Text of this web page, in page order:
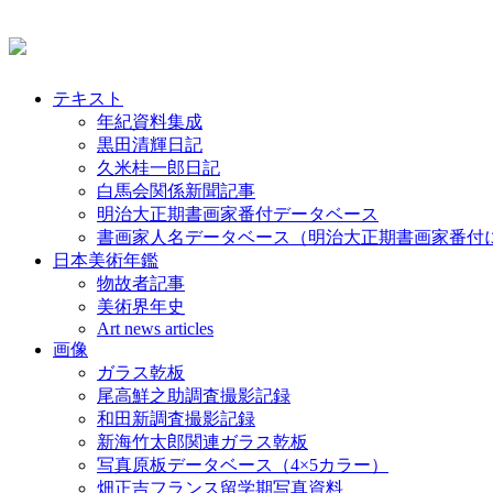
テキスト
年紀資料集成
黒田清輝日記
久米桂一郎日記
白馬会関係新聞記事
明治大正期書画家番付データベース
書画家人名データベース（明治大正期書画家番付
日本美術年鑑
物故者記事
美術界年史
Art news articles
画像
ガラス乾板
尾高鮮之助調査撮影記録
和田新調査撮影記録
新海竹太郎関連ガラス乾板
写真原板データベース（4×5カラー）
畑正吉フランス留学期写真資料